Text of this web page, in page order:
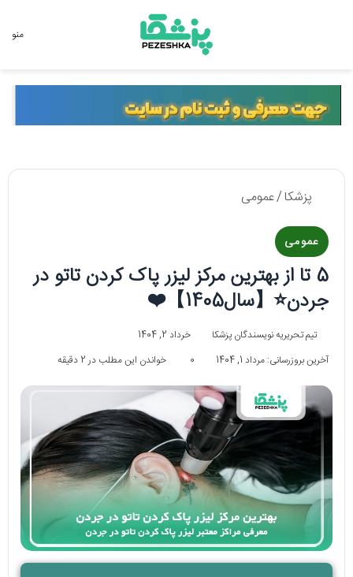
منو
پزشکا/عمومی
عمومی
5 تا از بهترین مرکز لیزر پاک کردن تاتو در
جردن⭐【سال1405】❤️
تیم تحریریه نویسندگان پزشکا
خرداد 2, 1404
آخرین بروزرسانی: مرداد 1, 1404
0 خواندن این مطلب در 2 دقیقه